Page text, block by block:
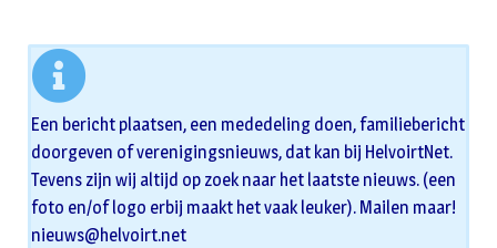
Een bericht plaatsen, een mededeling doen, familiebericht
doorgeven of verenigingsnieuws, dat kan bij HelvoirtNet.
Tevens zijn wij altijd op zoek naar het laatste nieuws. (een
foto en/of logo erbij maakt het vaak leuker). Mailen maar!
nieuws@helvoirt.net